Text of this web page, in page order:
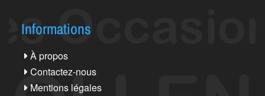
Informations
À propos
Contactez-nous
Mentions légales